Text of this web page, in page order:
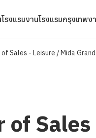
รงแรมงานโรงแรมกรุงเทพง
Sales - Leisure / Mida